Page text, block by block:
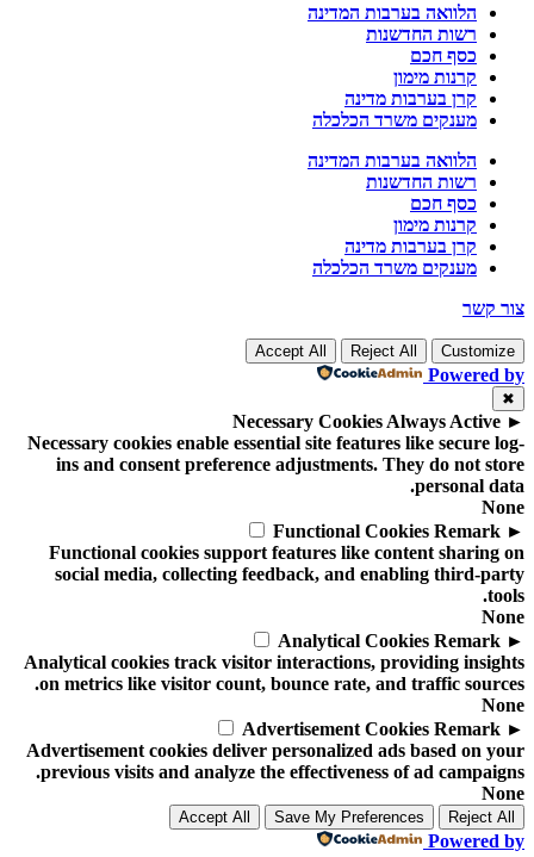
הלוואה בערבות המדינה
רשות החדשנות
כסף חכם
קרנות מימון
קרן בערבות מדינה
מענקים משרד הכלכלה
הלוואה בערבות המדינה
רשות החדשנות
כסף חכם
קרנות מימון
קרן בערבות מדינה
מענקים משרד הכלכלה
צור קשר
Customize
Reject All
Accept All
Powered by
✖
►
Necessary Cookies Always Active
Necessary cookies enable essential site features like secure log-
ins and consent preference adjustments. They do not store
personal data.
None
►
Functional Cookies Remark
Functional cookies support features like content sharing on
social media, collecting feedback, and enabling third-party
tools.
None
►
Analytical Cookies Remark
Analytical cookies track visitor interactions, providing insights
on metrics like visitor count, bounce rate, and traffic sources.
None
►
Advertisement Cookies Remark
Advertisement cookies deliver personalized ads based on your
previous visits and analyze the effectiveness of ad campaigns.
None
Reject All
Save My Preferences
Accept All
Powered by